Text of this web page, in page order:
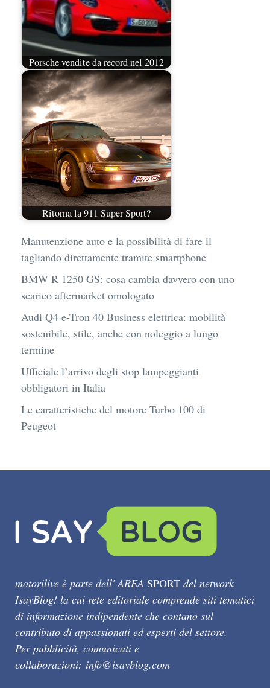
Porsche vendite da record nel 2012
Ritorna la 911 Super Sport?
Manutenzione auto e la possibilità di fare il
tagliando direttamente tramite smartphone
BMW R 1250 GS: cosa cambia davvero con uno
scarico aftermarket omologato
Audi Q4 e-Tron 40 Business elettrica: mobilità
sostenibile, stile, anche con noleggio a lungo
termine
Ufficiale l’arrivo degli stop lampeggianti
obbligatori in Italia
Le caratteristiche del motore Turbo 100 di
Peugeot
motorilive è parte dell' AREA SPORT del network
IsayBlog! la cui rete editoriale comprende siti tematici
di informazione indipendente che contano sul
contributo di appassionati ed esperti del settore.
Per pubblicità, comunicati e
collaborazioni: info@isayblog.com